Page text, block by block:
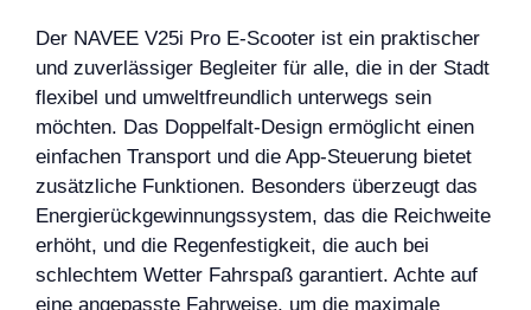
Der NAVEE V25i Pro E-Scooter ist ein praktischer
und zuverlässiger Begleiter für alle, die in der Stadt
flexibel und umweltfreundlich unterwegs sein
möchten. Das Doppelfalt-Design ermöglicht einen
einfachen Transport und die App-Steuerung bietet
zusätzliche Funktionen. Besonders überzeugt das
Energierückgewinnungssystem, das die Reichweite
erhöht, und die Regenfestigkeit, die auch bei
schlechtem Wetter Fahrspaß garantiert. Achte auf
eine angepasste Fahrweise, um die maximale